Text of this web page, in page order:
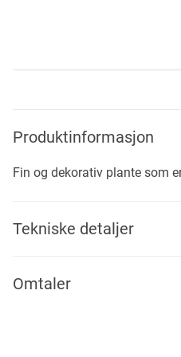
the
beginning
the
images
gallery
Produktinformasjon
Fin og dekorativ plante som
Tekniske detaljer
Omtaler